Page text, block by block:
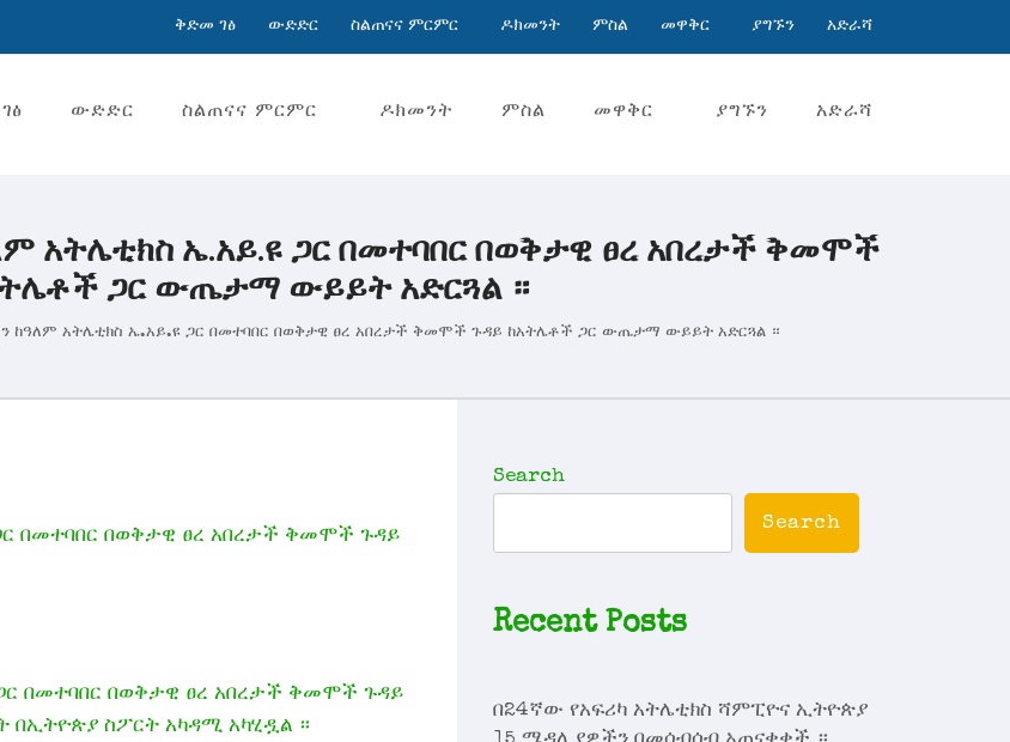
ቅድመ ገፅ ውድድር ስልጠናና ምርምር ዶክመንት ምስል መዋቅር ያግኙን አድራሻ
ውድድር ስልጠናና ምርምር ዶክመንት ምስል መዋቅር ያግኙን አድራሻ
አትሌቲክስ ኤ.አይ.ዩ ጋር በመተባበር በወቅታዊ ፀረ አበረታች ቅመሞች
ጋር ውጤታማ ውይይት አድርጓል ።
ከዓለም አትሌቲክስ ኤ.አይ.ዩ ጋር በመተባበር በወቅታዊ ፀረ አበረታች ቅመሞች ጉዳይ ከአትሌቶች ጋር ውጤታማ ውይይት አድርጓል ።
በመተባበር በወቅታዊ ፀረ አበረታች ቅመሞች ጉዳይ
በመተባበር በወቅታዊ ፀረ አበረታች ቅመሞች ጉዳይ
ስፖርት አካዳሚ አካሂዷል ።
Search
Search
Recent Posts
በ24ኛው የአፍሪካ አትሌቲክስ ሻምፒዮና ኢትዮጵያ